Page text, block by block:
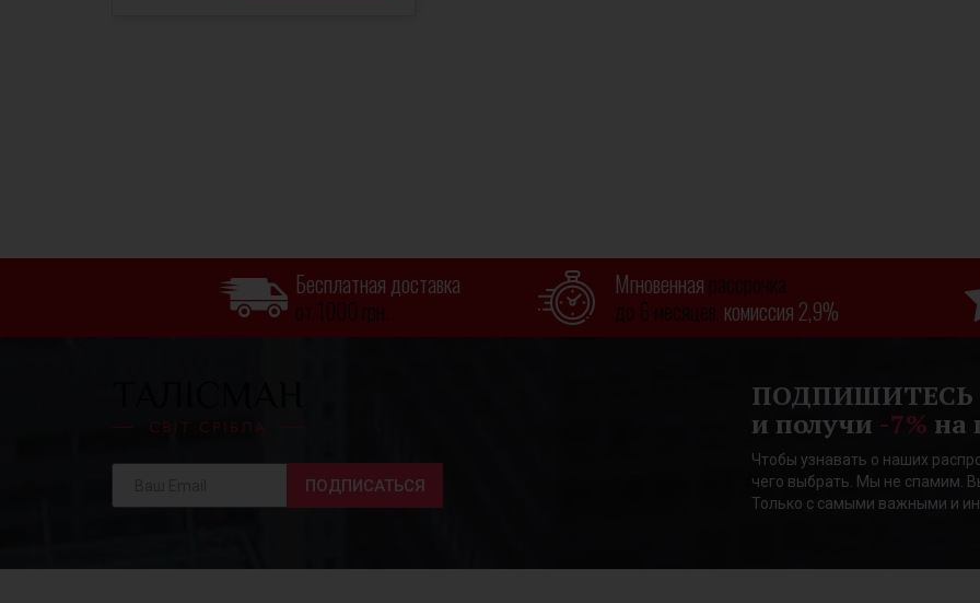
Бесплатная доставка
от 1000 грн.
Мгновенная рассрочка
до 6 месяцев, комиссия 2,9%
ПОДПИСАТЬСЯ
ПОДПИШИТЕСЬ
и получи -7% на
Чтобы узнавать о наших
чего выбрать. Мы не спамим.
Только с самыми важными и